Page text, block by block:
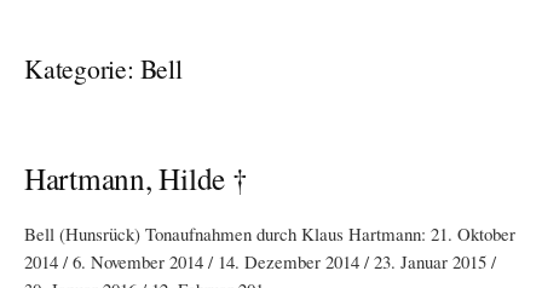
Kategorie: Bell
Hartmann, Hilde †
Bell (Hunsrück) Tonaufnahmen durch Klaus Hartmann: 21. Oktober
2014 / 6. November 2014 / 14. Dezember 2014 / 23. Januar 2015 /